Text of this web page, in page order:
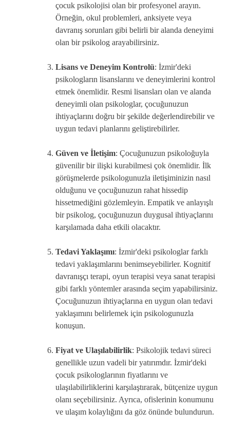
çocuk psikolojisi olan bir profesyonel arayın.
Örneğin, okul problemleri, anksiyete veya
davranış sorunları gibi belirli bir alanda deneyimi
olan bir psikolog arayabilirsiniz.
Lisans ve Deneyim Kontrolü: İzmir'deki
psikologların lisanslarını ve deneyimlerini kontrol
etmek önemlidir. Resmi lisansları olan ve alanda
deneyimli olan psikologlar, çocuğunuzun
ihtiyaçlarını doğru bir şekilde değerlendirebilir ve
uygun tedavi planlarını geliştirebilirler.
Güven ve İletişim: Çocuğunuzun psikoloğuyla
güvenilir bir ilişki kurabilmesi çok önemlidir. İlk
görüşmelerde psikologunuzla iletişiminizin nasıl
olduğunu ve çocuğunuzun rahat hissedip
hissetmediğini gözlemleyin. Empatik ve anlayışlı
bir psikolog, çocuğunuzun duygusal ihtiyaçlarını
karşılamada daha etkili olacaktır.
Tedavi Yaklaşımı: İzmir'deki psikologlar farklı
tedavi yaklaşımlarını benimseyebilirler. Kognitif
davranışçı terapi, oyun terapisi veya sanat terapisi
gibi farklı yöntemler arasında seçim yapabilirsiniz.
Çocuğunuzun ihtiyaçlarına en uygun olan tedavi
yaklaşımını belirlemek için psikologunuzla
konuşun.
Fiyat ve Ulaşılabilirlik: Psikolojik tedavi süreci
genellikle uzun vadeli bir yatırımdır. İzmir'deki
çocuk psikologlarının fiyatlarını ve
ulaşılabilirliklerini karşılaştırarak, bütçenize uygun
olanı seçebilirsiniz. Ayrıca, ofislerinin konumunu
ve ulaşım kolaylığını da göz önünde bulundurun.